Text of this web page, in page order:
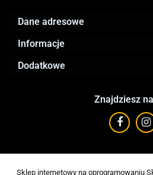
Dane adresowe
Informacje
Dodatkowe
Znajdziesz
Sklep internetowy na oprogramowaniu